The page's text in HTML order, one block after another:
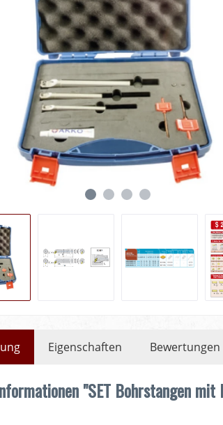
Eigenschaften Bewertungen
"SET Bohrstangen mit